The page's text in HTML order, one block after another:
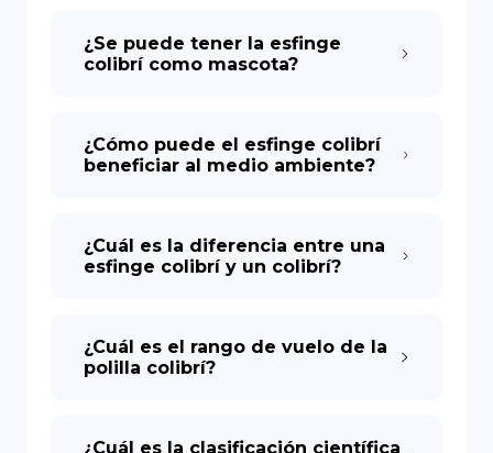
¿Se puede tener la esfinge
colibrí como mascota?
¿Cómo puede el esfinge colibrí
beneficiar al medio ambiente?
¿Cuál es la diferencia entre una
esfinge colibrí y un colibrí?
¿Cuál es el rango de vuelo de la
polilla colibrí?
¿Cuál es la clasificación científica